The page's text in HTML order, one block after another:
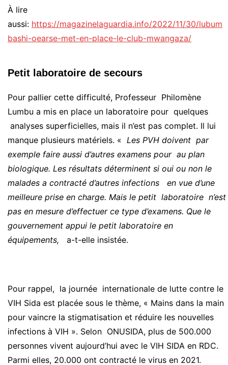
À lire
aussi: https://magazinelaguardia.info/2022/11/30/lubum
bashi-oearse-met-en-place-le-club-mwangaza/
Petit laboratoire de secours
Pour pallier cette difficulté, Professeur Philomène
Lumbu a mis en place un laboratoire pour quelques
analyses superficielles, mais il n’est pas complet. Il lui
manque plusieurs matériels. « Les PVH doivent par
exemple faire aussi d’autres examens pour au plan
biologique. Les résultats déterminent si oui ou non le
malades a contracté d’autres infections en vue d’une
meilleure prise en charge. Mais le petit laboratoire n’est
pas en mesure d’effectuer ce type d’examens. Que le
gouvernement appui le petit laboratoire en
équipements,
a-t-elle insistée.
Pour rappel, la journée internationale de lutte contre le
VIH Sida est placée sous le thème, « Mains dans la main
pour vaincre la stigmatisation et réduire les nouvelles
infections à VIH ». Selon ONUSIDA, plus de 500.000
personnes vivent aujourd’hui avec le VIH SIDA en RDC.
Parmi elles, 20.000 ont contracté le virus en 2021.